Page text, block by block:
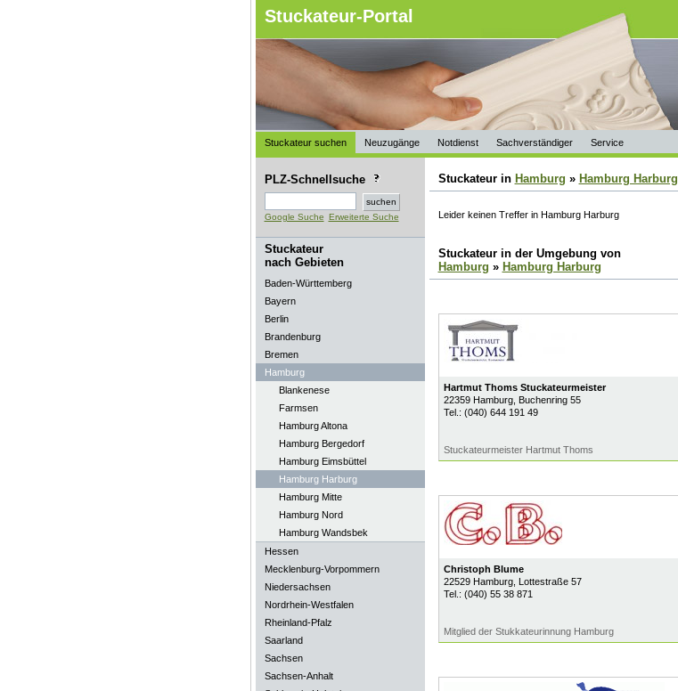
Stuckateur-Portal
Stuckateur suchen Neuzugänge Notdienst Sachverständiger Service
PLZ-Schnellsuche
Google Suche Erweiterte Suche
Stuckateur
nach Gebieten
Baden-Württemberg
Bayern
Berlin
Brandenburg
Bremen
Hamburg
Blankenese
Farmsen
Hamburg Altona
Hamburg Bergedorf
Hamburg Eimsbüttel
Hamburg Harburg
Hamburg Mitte
Hamburg Nord
Hamburg Wandsbek
Hessen
Mecklenburg-Vorpommern
Niedersachsen
Nordrhein-Westfalen
Rheinland-Pfalz
Saarland
Sachsen
Sachsen-Anhalt
Stuckateur in Hamburg » Hamburg Harburg
Leider keinen Treffer in Hamburg Harburg
Stuckateur in der Umgebung von
Hamburg » Hamburg Harburg
Hartmut Thoms Stuckateurmeister
22359 Hamburg, Buchenring 55
Tel.: (040) 644 191 49
Stuckateurmeister Hartmut Thoms
Christoph Blume
22529 Hamburg, Lottestraße 57
Tel.: (040) 55 38 871
Mitglied der Stukkateurinnung Hamburg